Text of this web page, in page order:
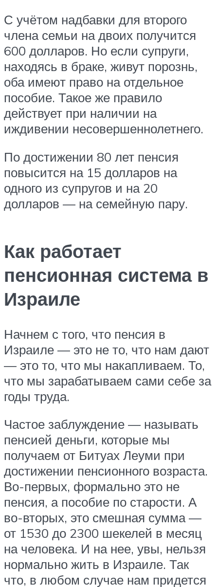
С учётом надбавки для второго
члена семьи на двоих получится
600 долларов. Но если супруги,
находясь в браке, живут порознь,
оба имеют право на отдельное
пособие. Такое же правило
действует при наличии на
иждивении несовершеннолетнего.
По достижении 80 лет пенсия
повысится на 15 долларов на
одного из супругов и на 20
долларов — на семейную пару.
Как работает
пенсионная система в
Израиле
Начнем с того, что пенсия в
Израиле — это не то, что нам дают
— это то, что мы накапливаем. То,
что мы зарабатываем сами себе за
годы труда.
Частое заблуждение — называть
пенсией деньги, которые мы
получаем от Битуах Леуми при
достижении пенсионного возраста.
Во-первых, формально это не
пенсия, а пособие по старости. А
во-вторых, это смешная сумма —
от 1530 до 2300 шекелей в месяц
на человека. И на нее, увы, нельзя
нормально жить в Израиле. Так
что, в любом случае нам придется